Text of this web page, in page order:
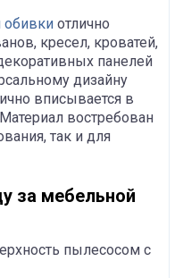
обивки отлично
кресел, кроватей,
панелей
дизайну
вписывается в
востребован
так и для
за мебельной
пылесосом с